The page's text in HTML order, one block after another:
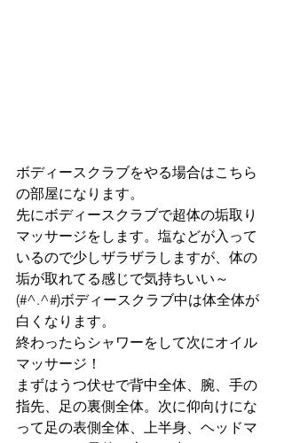
ボディースクラブをやる場合はこちら
の部屋になります。
先にボディースクラブで超体の垢取り
マッサージをします。塩などが入って
いるので少しザラザラしますが、体の
垢が取れてる感じで気持ちいい～
(#^.^#)ボディースクラブ中は体全体が
白くなります。
終わったらシャワーをして次にオイル
マッサージ！
まずはうつ伏せで背中全体、腕、手の
指先、足の裏側全体。次に仰向けにな
って足の表側全体、上半身、ヘッドマ